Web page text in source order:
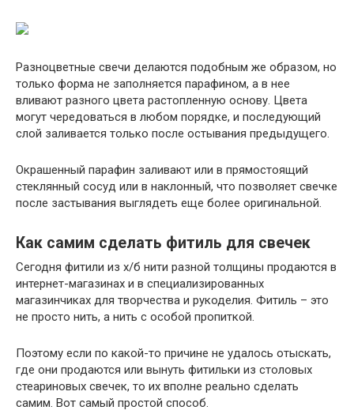
Разноцветные свечи делаются подобным же образом, но
только форма не заполняется парафином, а в нее
вливают разного цвета растопленную основу. Цвета
могут чередоваться в любом порядке, и последующий
слой заливается только после остывания предыдущего.
Окрашенный парафин заливают или в прямостоящий
стеклянный сосуд или в наклонный, что позволяет свечке
после застывания выглядеть еще более оригинальной.
Как самим сделать фитиль для свечек
Сегодня фитили из х/б нити разной толщины продаются в
интернет-магазинах и в специализированных
магазинчиках для творчества и рукоделия. Фитиль – это
не просто нить, а нить с особой пропиткой.
Поэтому если по какой-то причине не удалось отыскать,
где они продаются или вынуть фитильки из столовых
стеариновых свечек, то их вполне реально сделать
самим. Вот самый простой способ.